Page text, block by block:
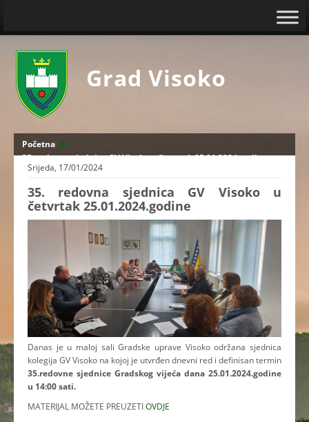
Grad Visoko
Početna
35. redovna sjednica GV Visoko u četvrtak 25.01.2024.godine
Srijeda, 17/01/2024
35. redovna sjednica GV Visoko u
četvrtak 25.01.2024.godine
Danas je u maloj sali Gradske uprave Visoko održana sjednica
kolegija GV Visoko na kojoj je utvrđen dnevni red i definisan termin
35.redovne sjednice Gradskog vijeća dana 25.01.2024.godine
u 14:00 sati.
MATERIJAL MOŽETE PREUZETIOVDJE